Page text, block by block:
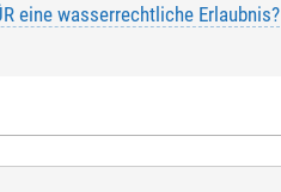
eine wasserrechtliche Erlaubnis?